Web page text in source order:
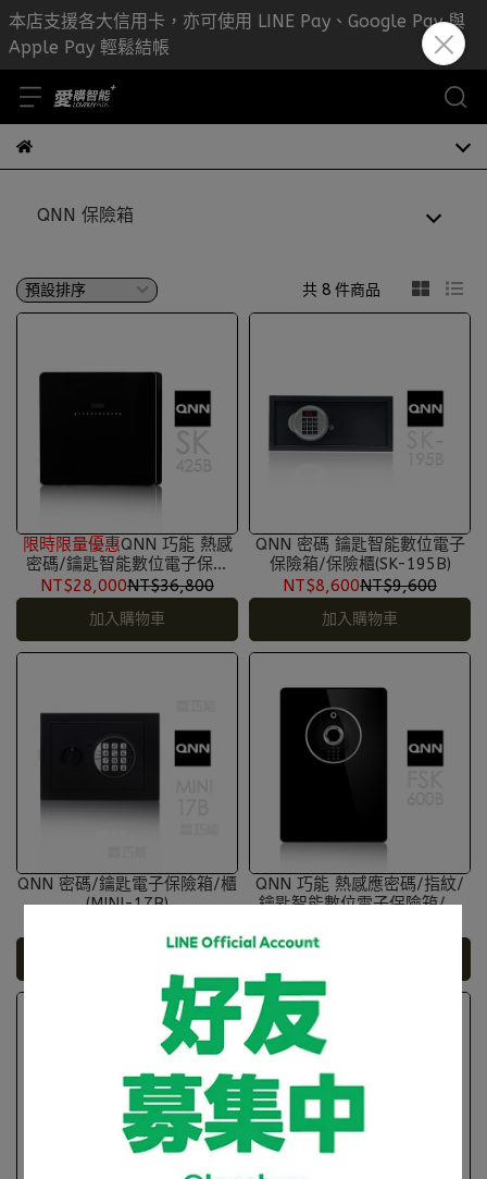
本店支援各大信用卡，亦可使用 LINE Pay、Google Pay 與
Apple Pay 輕鬆結帳
QNN 保險箱
共 8 件商品
限時限量優惠QNN 巧能 熱感
密碼/鑰匙智能數位電子保險
箱/櫃(SK-425B)
NT$28,000NT$36,800
加入購物車
QNN 密碼 鑰匙智能數位電子
保險箱/保險櫃(SK-195B)
NT$8,600NT$9,600
加入購物車
QNN 密碼/鑰匙電子保險箱/櫃
(MINI-17B)
QNN 巧能 熱感應密碼/指紋/
鑰匙智能數位電子保險箱/櫃